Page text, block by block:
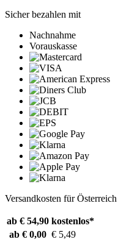
Sicher bezahlen mit
Nachnahme
Vorauskasse
Versandkosten für Österreich
ab € 54,90 kostenlos*
ab € 0,00 € 5,49